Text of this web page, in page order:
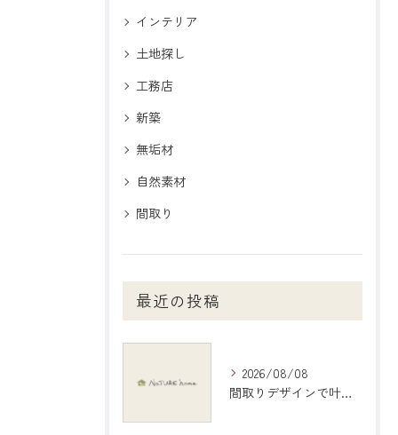
インテリア
土地探し
工務店
新築
無垢材
自然素材
間取り
最近の投稿
2026/08/08
間取りデザインで叶える理想の住まいづくり完全ガイド岐阜県羽島市編